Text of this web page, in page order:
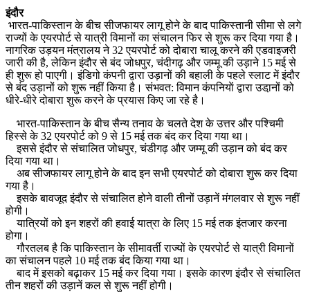
इंदौर
भारत-पाकिस्तान के बीच सीजफायर लागू होने के बाद पाकिस्तानी सीमा से लगे
राज्यों के एयरपोर्ट से यात्री विमानों का संचालन फिर से शुरू कर दिया गया है।
नागरिक उड़यन मंत्रालय ने 32 एयरपोर्ट को दोबारा चालू करने की एडवाइजरी
जारी की है, लेकिन इंदौर से बंद जोधपुर, चंदीगढ़ और जम्मू की उड़ाने 15 मई से
ही शुरू हो पाएगी। इंडिगो कंपनी द्वारा उड़ानों की बहाली के पहले स्लाट में इंदौर
से बंद उड़ानों को शुरू नहीं किया है। संभवत: विमान कंपनियाें द्वारा उडा़नों को
धीरे-धीरे दोबारा शुरू करने के प्रयास किए जा रहे है।
भारत-पाकिस्तान के बीच सैन्य तनाव के चलते देश के उत्तर और पश्चिमी
हिस्से के 32 एयरपोर्ट को 9 से 15 मई तक बंद कर दिया गया था।
इससे इंदौर से संचालित जोधपुर, चंडीगढ़ और जम्मू की उड़ान को बंद कर
दिया गया था।
अब सीजफायर लागू होने के बाद इन सभी एयरपोर्ट को दोबारा शुरू कर दिया
गया है।
इसके बावजूद इंदौर से संचालित होने वाली तीनों उड़ानें मंगलवार से शुरू नहीं
होगी।
यात्रियों को इन शहरों की हवाई यात्रा के लिए 15 मई तक इंतजार करना
होगा।
गौरतलब है कि पाकिस्तान के सीमावर्ती राज्यों के एयरपोर्ट से यात्री विमानों
का संचालन पहले 10 मई तक बंद किया गया था।
बाद में इसको बढ़ाकर 15 मई कर दिया गया। इसके कारण इंदौर से संचालित
तीन शहरों की उड़ानें कल से शुरू नहीं होगी।